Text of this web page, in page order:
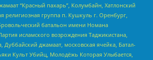
“Красный пахарь”, Колумбайн, Хатлонский
религиозная группа п. Кушкуль г. Оренбург,
батальон имени Номана
исламского возрождения Таджикистана,
джамаат, московская ячейка, Батал-
Культ Убийц, Молодёжь Которая Улыбается,